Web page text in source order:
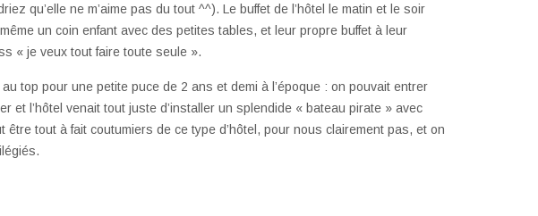
qu’elle ne m’aime pas du tout ^^). Le buffet de l’hôtel le matin et le soir
un coin enfant avec des petites tables, et leur propre buffet à leur
« je veux tout faire toute seule ».
top pour une petite puce de 2 ans et demi à l’époque : on pouvait entrer
et l’hôtel venait tout juste d’installer un splendide « bateau pirate » avec
tout à fait coutumiers de ce type d’hôtel, pour nous clairement pas, et on